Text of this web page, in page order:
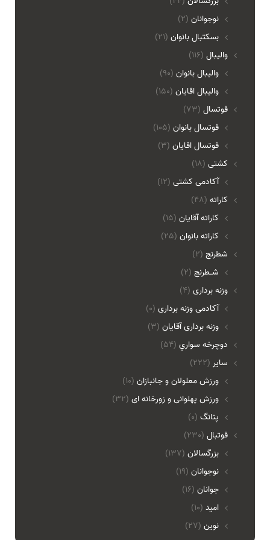
نوجوانان (2)
بسکتبال بانوان (21)
(116) والیبال
واليبال بانوان (90)
واليبال اقايان (150)
(73) فوتسال
فوتسال بانوان (105)
فوتسال اقايان (3)
(18) کشتی
آکادمی کشتی (12)
(48) کاراته
کاراته آقایان (15)
کاراته بانوان (25)
(2) شطرنج
شـطرنج (2)
(4) وزنه برداری
آکادمی وزنه برداری (0)
وزنه برداری آقایان (3)
(54) دوچرخه سواري
(222) ساير
ورزش معلولان و جانبازان (10)
ورزش پهلوانی و زورخانه ای (32)
پتانگ (0)
(230) فوتبال
بزرگسالان (137)
نوجوانان (19)
جوانان (16)
امید (10)
نوین (27)